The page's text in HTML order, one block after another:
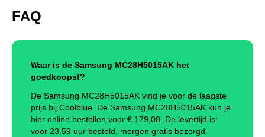
FAQ
Waar is de Samsung MC28H5015AK het
goedkoopst?
De Samsung MC28H5015AK vind je voor de laagste
prijs bij Coolblue. De Samsung MC28H5015AK kun je
hier online bestellen voor € 179,00 De levertijd is:
voor 23.59 uur besteld, morgen gratis bezorgd.